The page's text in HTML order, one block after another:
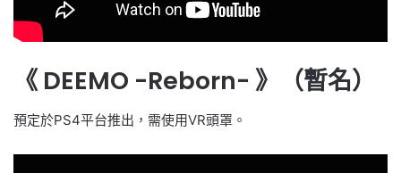
《 DEEMO -Reborn- 》（暫名）
預定於PS4平台推出，需使用VR頭罩。